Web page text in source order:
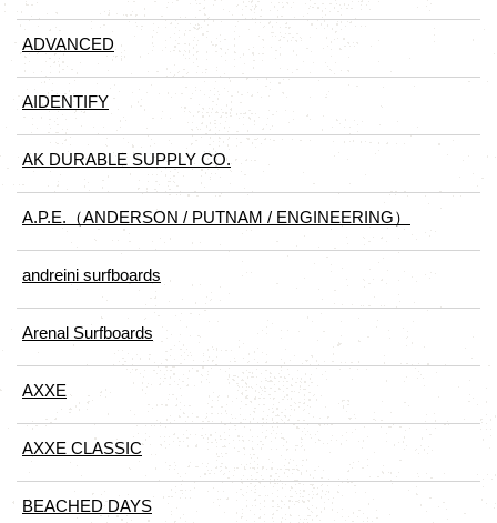
ADVANCED
AIDENTIFY
AK DURABLE SUPPLY CO.
A.P.E.（ANDERSON / PUTNAM / ENGINEERING）
andreini surfboards
Arenal Surfboards
AXXE
AXXE CLASSIC
BEACHED DAYS